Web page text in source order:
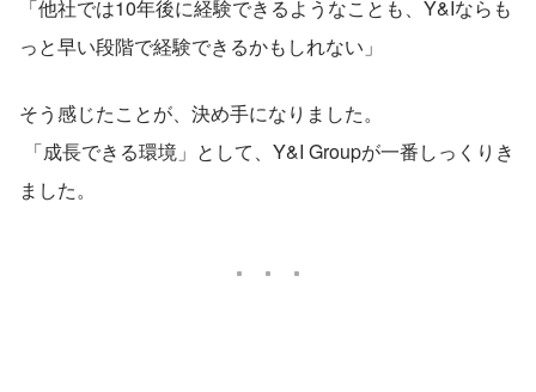
「他社では10年後に経験できるようなことも、Y&Iならも
っと早い段階で経験できるかもしれない」
そう感じたことが、決め手になりました。
ました。